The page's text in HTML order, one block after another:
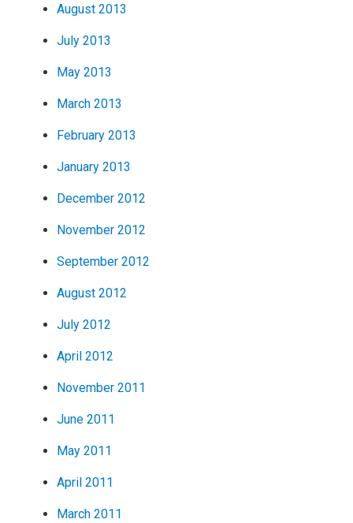
August 2013
July 2013
May 2013
March 2013
February 2013
January 2013
December 2012
November 2012
September 2012
August 2012
July 2012
April 2012
November 2011
June 2011
May 2011
April 2011
March 2011